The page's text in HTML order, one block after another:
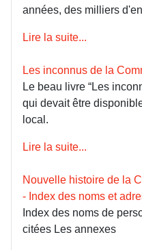
années, des milliers
Lire la suite...
Les inconnus de la
Le beau livre “Les
qui devait être
local.
Lire la suite...
Nouvelle histoire de la
- Index des noms et
Index des noms de
citées Les annexes